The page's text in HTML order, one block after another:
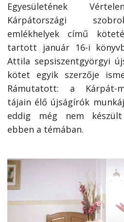
Egyesületének
Kárpátországi
emlékhelyek című
tartott január 16-i
Attila sepsiszentgyörgyi
kötet egyik szerzője
Rámutatott: a Kárpát-
tájain élő újságírók
eddig még nem
ebben a témában.